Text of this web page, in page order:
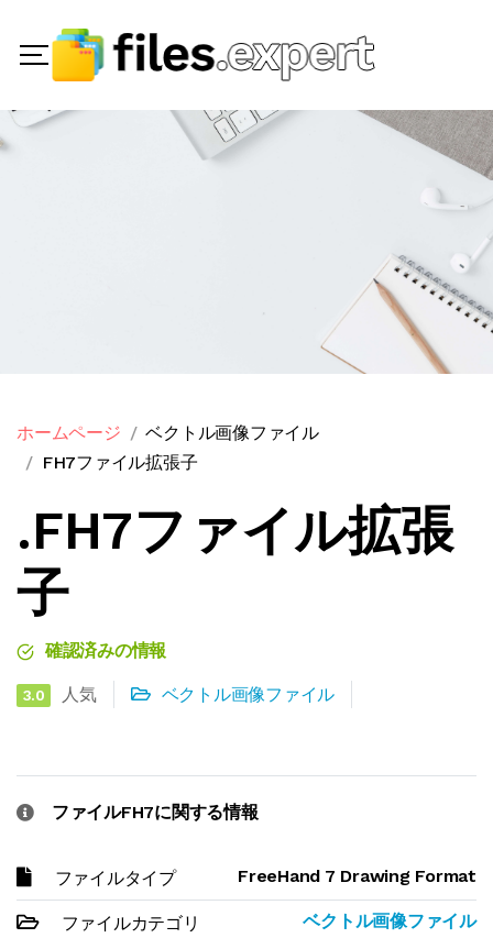
ホームページ
ベクトル画像ファイル
FH7ファイル拡張子
.FH7ファイル拡張
子
確認済みの情報
3.0 人気 ベクトル画像ファイル
ファイルFH7に関する情報
ファイルタイプ FreeHand 7 Drawing Format
ファイルカテゴリ ベクトル画像ファイル